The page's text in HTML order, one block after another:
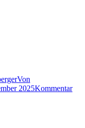
Von
2025Kommentar